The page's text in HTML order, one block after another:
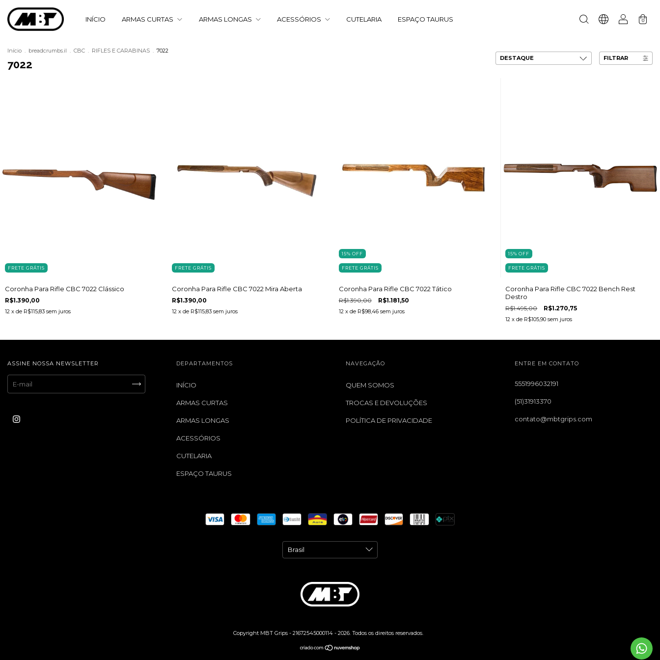
INÍCIO ARMAS CURTAS ARMAS LONGAS ACESSÓRIOS CUTELARIA ESPAÇO TAURUS 0
Início . breadcrumbs.il . CBC . RIFLES E CARABINAS . 7022
7022 FILTRAR
FRETE GRÁTIS
Coronha Para Rifle CBC 7022 Clássico
R$1.390,00
12 x de R$115,83 sem juros
FRETE GRÁTIS
Coronha Para Rifle CBC 7022 Mira Aberta
R$1.390,00
12 x de R$115,83 sem juros
15% OFF
FRETE GRÁTIS
Coronha Para Rifle CBC 7022 Tático
R$1.390,00 R$1.181,50
12 x de R$98,46 sem juros
15%OFF
FRETE GRÁTIS
Coronha Para Rifle CBC 7022 Bench Rest
Destro
R$1.495,00 R$1.270,75
12 x de R$105,90 sem juros
ASSINE NOSSA NEWSLETTER DEPARTAMENTOS
INÍCIO
ARMAS CURTAS
ARMAS LONGAS
ACESSÓRIOS
CUTELARIA
ESPAÇO TAURUS
NAVEGAÇÃO
QUEM SOMOS
TROCAS E DEVOLUÇÕES
POLÍTICA DE PRIVACIDADE
ENTRE EM CONTATO
5551996032191
(51)31913370
contato@mbtgrips.com
Copyright MBT Grips - 21672545000114 - 2026. Todos os direitos reservados.